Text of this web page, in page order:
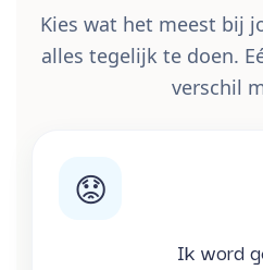
Kies wat het meest bij
alles tegelijk te doen.
verschil
😟
Ik word